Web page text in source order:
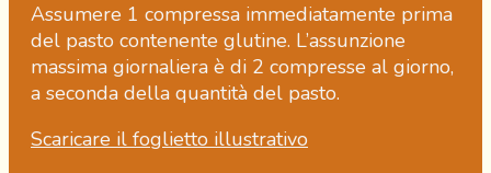
Assumere 1 compressa immediatamente prima
del pasto contenente glutine. L’assunzione
massima giornaliera è di 2 compresse al giorno,
a seconda della quantità del pasto.
Scaricare il foglietto illustrativo